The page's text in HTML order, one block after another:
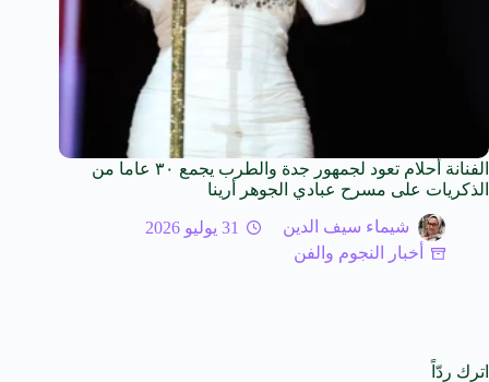
الفنانة أحلام تعود لجمهور جدة والطرب يجمع ٣٠ عاما من
الذكريات على مسرح عبادي الجوهر أرينا
شيماء سيف الدين
31 يوليو 2026
أخبار النجوم والفن
اترك ردّاً